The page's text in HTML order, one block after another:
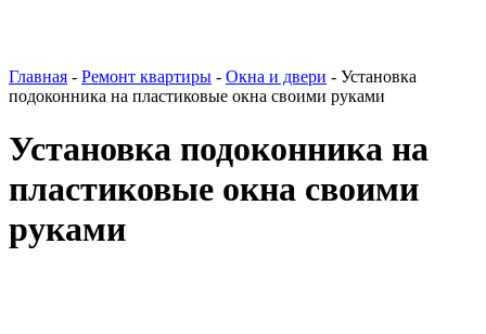
Главная - Ремонт квартиры - Окна и двери - Установка
подоконника на пластиковые окна своими руками
Установка подоконника на
пластиковые окна своими
руками